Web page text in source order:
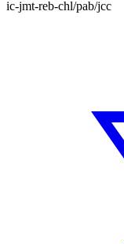
ic-jmt-reb-chl/pab/jcc